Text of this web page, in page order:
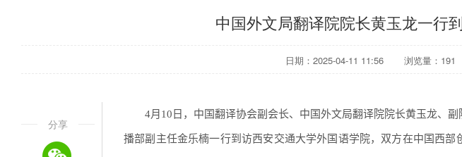
分享
中国外文局翻译院院长黄玉龙一行
日期：2025-04-11 11:56 浏览量： 191
4月10日，中国翻译协会副会长、中国外文局翻译院院长黄玉龙、
播部副主任金乐楠一行到访西安交通大学外国语学院，双方在中国西